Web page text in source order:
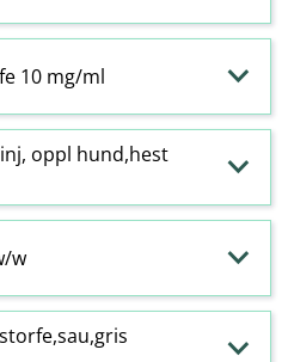
10 mg/ml
oppl hund,hest
​w